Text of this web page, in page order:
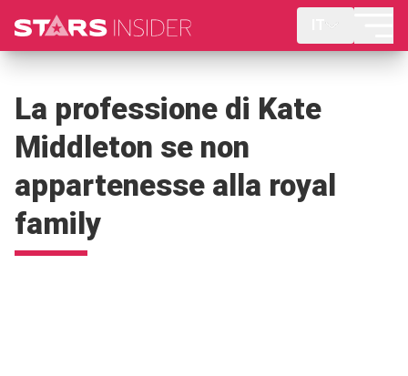
La professione di Kate
Middleton se non
appartenesse alla royal
family